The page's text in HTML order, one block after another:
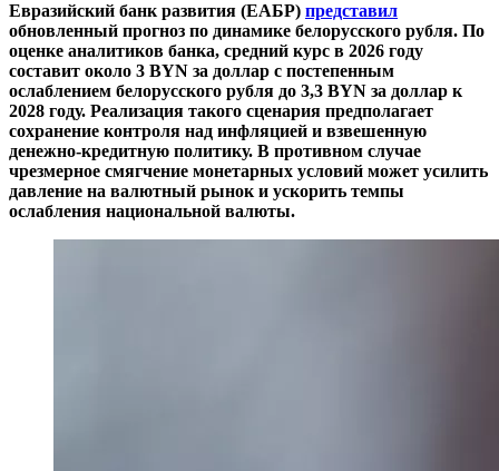
Евразийский банк развития (ЕАБР) представил
обновленный прогноз по динамике белорусского рубля. По
оценке аналитиков банка, средний курс в 2026 году
составит около 3 BYN за доллар с постепенным
ослаблением белорусского рубля до 3,3 BYN за доллар к
2028 году. Реализация такого сценария предполагает
сохранение контроля над инфляцией и взвешенную
денежно-кредитную политику. В противном случае
чрезмерное смягчение монетарных условий может усилить
давление на валютный рынок и ускорить темпы
ослабления национальной валюты.